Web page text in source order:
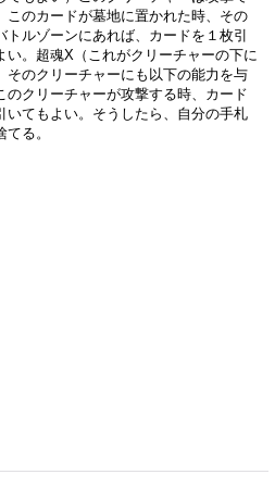
このカードが墓地に置かれた時、その
トルゾーンにあれば、カードを１枚引
い。超魂X（これがクリーチャーの下に
そのクリーチャーにも以下の能力を与
のクリーチャーが攻撃する時、カード
いてもよい。そうしたら、自分の手札
る。